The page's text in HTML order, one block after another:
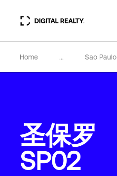
数据中心
合作伙伴
专业知识和资源
Home ... Sao Paulo
圣保罗
SP02